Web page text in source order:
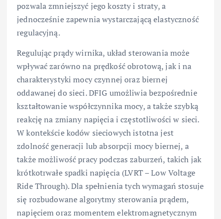
pozwala zmniejszyć jego koszty i straty, a
jednocześnie zapewnia wystarczającą elastyczność
regulacyjną.
Regulując prądy wirnika, układ sterowania może
wpływać zarówno na prędkość obrotową, jak i na
charakterystyki mocy czynnej oraz biernej
oddawanej do sieci. DFIG umożliwia bezpośrednie
kształtowanie współczynnika mocy, a także szybką
reakcję na zmiany napięcia i częstotliwości w sieci.
W kontekście kodów sieciowych istotna jest
zdolność generacji lub absorpcji mocy biernej, a
także możliwość pracy podczas zaburzeń, takich jak
krótkotrwałe spadki napięcia (LVRT – Low Voltage
Ride Through). Dla spełnienia tych wymagań stosuje
się rozbudowane algorytmy sterowania prądem,
napięciem oraz momentem elektromagnetycznym